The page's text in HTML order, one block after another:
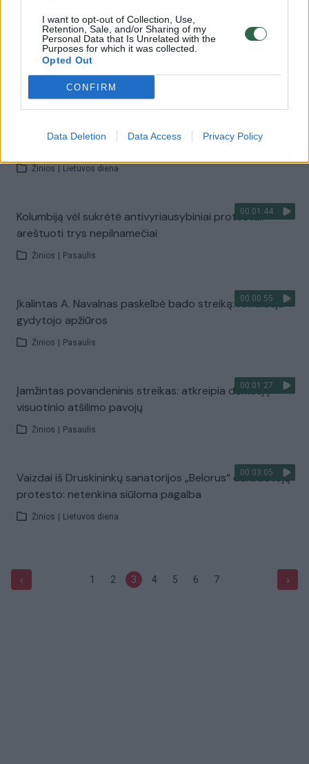
I want to opt-out of Collection, Use,
Retention, Sale, and/or Sharing of my
Personal Data that Is Unrelated with the
Purposes for which it was collected.
Opted Out
CONFIRM
Data Deletion Data Access Privacy Policy
00:03:25
Viešojo transporto darbuotojai apie žadamą streiką:
skauduliai kamuoja ištisus metus
Lietuvos diena
R. Šimašius apie viešąjį transportą: tai nėra kavos ar
bandelių pardavimas – paslauga negali nutrūkti
Žinios Lietuvos diena
00:01:44
Kolumbiją vėl sukrėtė antivyriausybiniai protestai:
areštuoti trys nepilnamečiai
Žinios Pasaulis
00:00:55
Įkalintas A. Navalnas paskelbė bado streiką: reikalauja
gydytojo apžiūros
Žinios Pasaulis
00:01:27
Įamžintas povandeninis streikas: atkreipia dėmesį į
visuotinio atšilimo pavojų
Žinios Pasaulis
00:03:05
Vaizdai iš Druskininkų sanatorijos „Belorus“ darbuotojų
protesto: netenkina siūloma pagalba
Žinios Lietuvos diena
‹ 1 2 3 4 5 6 7 ›